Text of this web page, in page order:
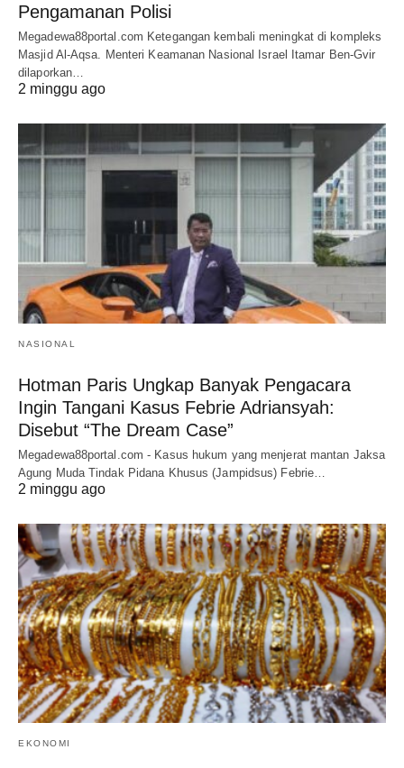
Pengamanan Polisi
Megadewa88portal.com Ketegangan kembali meningkat di kompleks
Masjid Al-Aqsa. Menteri Keamanan Nasional Israel Itamar Ben-Gvir
dilaporkan…
2 minggu ago
NASIONAL
Hotman Paris Ungkap Banyak Pengacara
Ingin Tangani Kasus Febrie Adriansyah:
Disebut “The Dream Case”
Megadewa88portal.com - Kasus hukum yang menjerat mantan Jaksa
Agung Muda Tindak Pidana Khusus (Jampidsus) Febrie…
2 minggu ago
EKONOMI